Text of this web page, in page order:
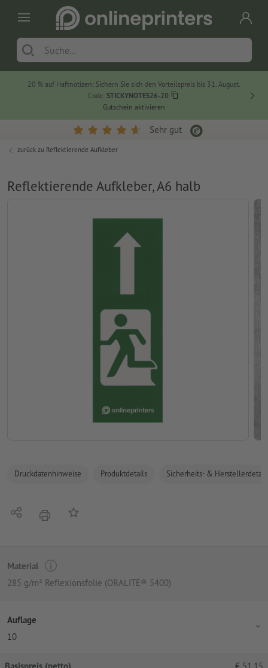
20 % auf Haftnotizen: Sichern Sie sich den Vorteilspreis bis 31. August.
Code: STICKYNOTES26-20
Gutschein aktivieren
Sehr gut
zurück zu Reflektierende Aufkleber
Reflektierende Aufkleber, A6 halb
Druckdatenhinweise Produktdetails Sicherheits- &
Teilen DruckenAuf die Merkliste
Material
285 g/m² Reflexionsfolie (ORALITE® 5400)
Auflage
10